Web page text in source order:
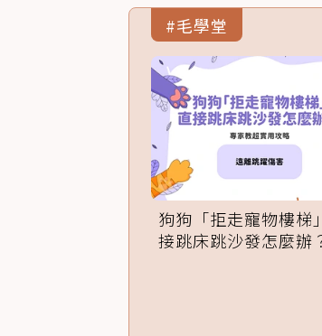
#毛學堂
狗狗「拒走寵物樓梯
接跳床跳沙發怎麼辦